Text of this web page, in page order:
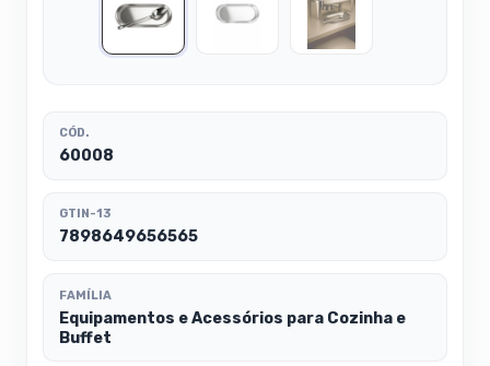
CÓD.
60008
GTIN-13
7898649656565
FAMÍLIA
Equipamentos e Acessórios para Cozinha e
Buffet